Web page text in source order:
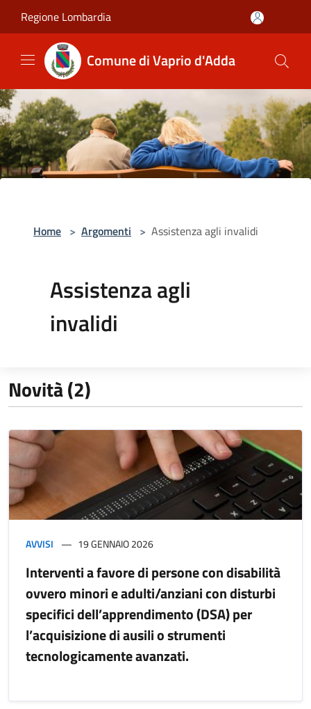
Regione Lombardia
Comune di Vaprio d'Adda
Home > Argomenti > Assistenza agli invalidi
Assistenza agli
invalidi
Novità (2)
AVVISI 19 GENNAIO 2026
Interventi a favore di persone con disabilità
ovvero minori e adulti/anziani con disturbi
specifici dell’apprendimento (DSA) per
l’acquisizione di ausili o strumenti
tecnologicamente avanzati.